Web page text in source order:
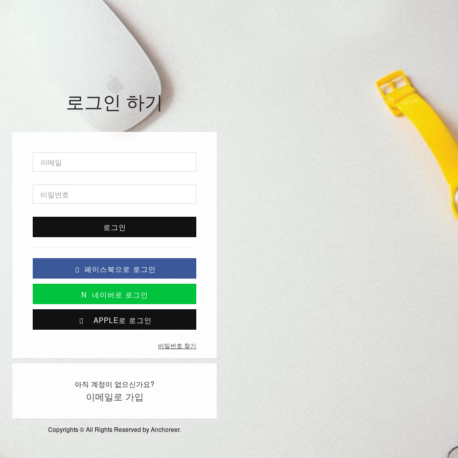
로그인 하기
로그인
페이스북으로 로그인
N 네이버로 로그인
APPLE로 로그인
비밀번호 찾기
아직 계정이 없으신가요?
이메일로 가입
Copyrights © All Rights Reserved by Anchoreer.